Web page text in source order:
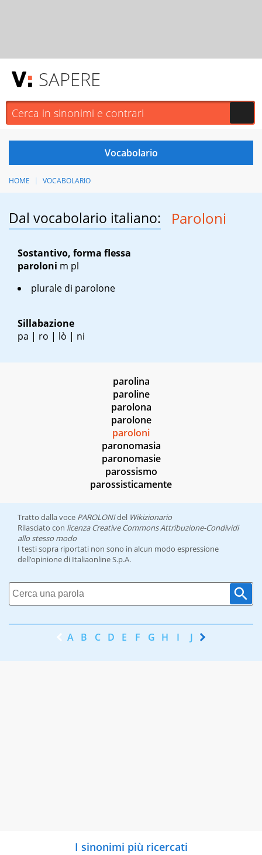
SAPERE
HOME VOCABOLARIO
Dal vocabolario italiano: Paroloni
Sostantivo, forma flessa
paroloni m pl
plurale di parolone
Sillabazione
pa | ro | lò | ni
parolina
paroline
parolona
parolone
paroloni
paronomasia
paronomasie
parossismo
parossisticamente
Tratto dalla voce PAROLONIdel Wikizionario
Rilasciato con licenza Creative Commons Attribuzione-Condividi
allo stesso modo
I testi sopra riportati non sono in alcun modo espressione
dell’opinione di Italiaonline S.p.A.
A B C D E F G H I J K
I sinonimi più ricercati